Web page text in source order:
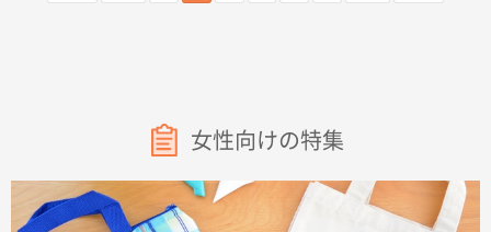
女性向けの特集